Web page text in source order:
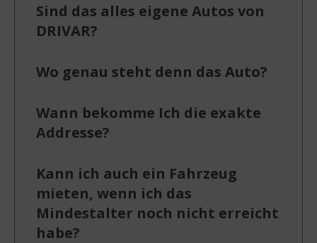
Sind das alles eigene Autos von
DRIVAR?
Wo genau steht denn das Auto?
Wann bekomme Ich die exakte
Addresse?
Kann ich auch ein Fahrzeug
mieten, wenn ich das
Mindestalter noch nicht erreicht
habe?